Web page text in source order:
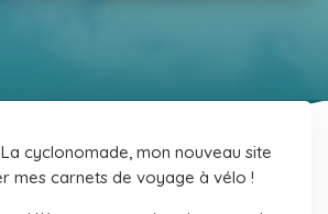
cyclonomade, mon nouveau site
mes carnets de voyage à vélo !